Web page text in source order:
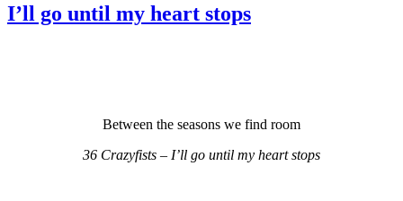
I’ll go until my heart stops
Between the seasons we find room
36 Crazyfists – I’ll go until my heart stops